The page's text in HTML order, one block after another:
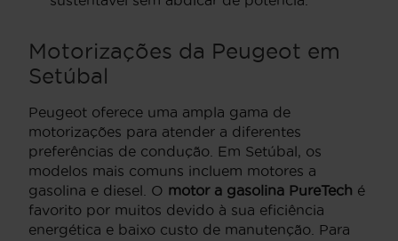
Motorizações da Peugeot em
Setúbal
Peugeot oferece uma ampla gama de
motorizações para atender a diferentes
preferências de condução. Em Setúbal, os
modelos mais comuns incluem motores a
gasolina e diesel. O motor a gasolina PureTech é
favorito por muitos devido à sua eficiência
energética e baixo custo de manutenção. Para